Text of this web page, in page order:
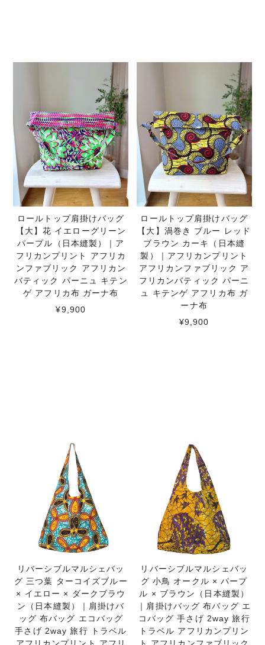
ロールトップ肩掛けバッグ
【大】花 イエローグリーン
パープル（日本縫製）｜ア
フリカンプリント アフリカ
ンファブリック アフリカン
バティック パーニュ キテン
ゲ アフリカ布 ガーナ布
¥9,900
ロールトップ肩掛けバッグ
【大】渦巻き ブルー レッド
ブラウン カーキ（日本縫
製）｜アフリカンプリント
アフリカンファブリック ア
フリカンバティック パーニ
ュ キテンゲ アフリカ布 ガ
ーナ布
¥9,900
リバーシブルマルシェバッ
グ 三つ葉 ターコイズブルー
× イエロー × ダークブラウ
ン（日本縫製）｜肩掛けバ
ッグ 布バッグ エコバッグ
手さげ 2way 旅行 トラベル
リバーシブルマルシェバッ
グ 小鳥 オークル × パープ
ル × ブラウン（日本縫製）
｜肩掛けバッグ 布バッグ エ
コバッグ 手さげ 2way 旅行
トラベル アフリカンプリン